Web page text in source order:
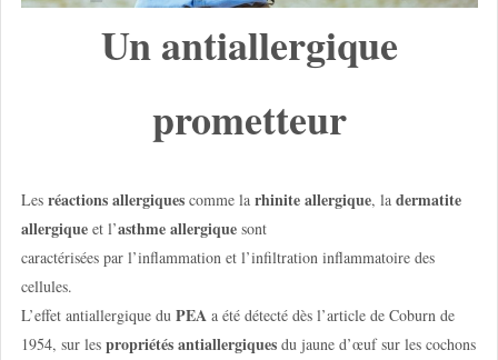
Un antiallergique
prometteur
Les réactions allergiquescomme la rhinite allergique, la dermatite
allergiqueet l’asthme allergiquesont
caractérisées par l’inflammation et l’infiltration inflammatoire des
cellules.
L’effet antiallergique du PEA a été détecté dès l’article de Coburn de
1954, sur lespropriétés antiallergiquesdu jaune d’œuf sur les cochons